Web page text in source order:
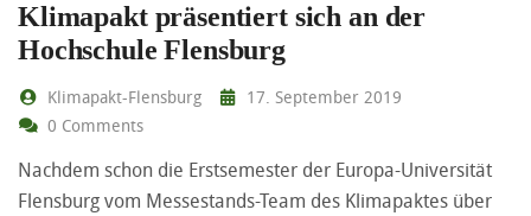
Klimapakt präsentiert sich an der
Hochschule Flensburg
Klimapakt-Flensburg
17. September 2019
0 Comments
Nachdem schon die Erstsemester der Europa-Universität
Flensburg vom Messestands-Team des Klimapaktes über